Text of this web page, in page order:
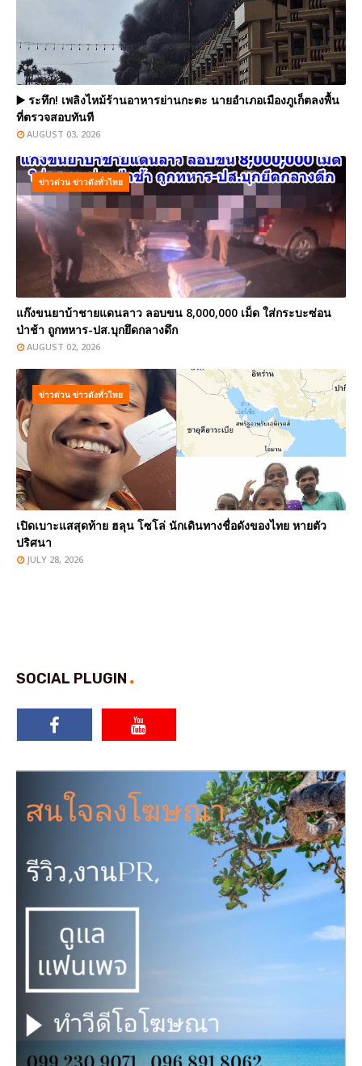
▶️ ระทึก! เพลิงไหม้ร้านอาหารย่านกะตะ นายอำเภอเมืองภูเก็ตลงพื้น
ที่ตรวจสอบทันที
AUGUST 03, 2026
ข่าวด่วน ข่าวดังทั่วไทย
แก๊งขนยาบ้าชายแดนลาว ลอบขน 8,000,000 เม็ด ใส่กระบะซ่อน
ป่าช้า ถูกทหาร-ปส.บุกยึดกลางดึก
AUGUST 02, 2026
ข่าวด่วน ข่าวดังทั่วไทย
เปิดเบาะแสสุดท้าย ฮลุน โซโล่ นักเดินทางชื่อดังของไทย หายตัว
ปริศนา
JULY 28, 2026
SOCIAL PLUGIN